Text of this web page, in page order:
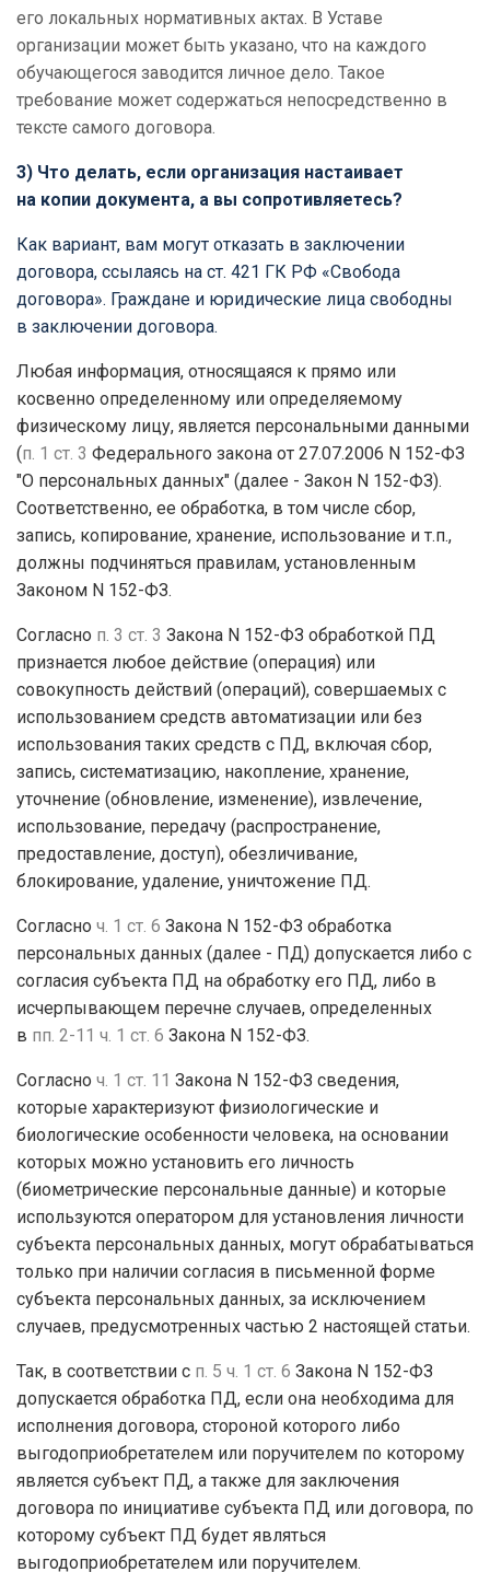
его локальных нормативных актах. В Уставе
организации может быть указано, что на каждого
обучающегося заводится личное дело. Такое
требование может содержаться непосредственно в
тексте самого договора.
3) Что делать, если организация настаивает
на копии документа, а вы сопротивляетесь?
Как вариант, вам могут отказать в заключении
договора, ссылаясь на ст. 421 ГК РФ «Свобода
договора». Граждане и юридические лица свободны
в заключении договора.
Любая информация, относящаяся к прямо или
косвенно определенному или определяемому
физическому лицу, является персональными данными
(п. 1 ст. 3 Федерального закона от 27.07.2006 N 152-ФЗ
"О персональных данных" (далее - Закон N 152-ФЗ).
Соответственно, ее обработка, в том числе сбор,
запись, копирование, хранение, использование и т.п.,
должны подчиняться правилам, установленным
Законом N 152-ФЗ.
Согласно п. 3 ст. 3 Закона N 152-ФЗ обработкой ПД
признается любое действие (операция) или
совокупность действий (операций), совершаемых с
использованием средств автоматизации или без
использования таких средств с ПД, включая сбор,
запись, систематизацию, накопление, хранение,
уточнение (обновление, изменение), извлечение,
использование, передачу (распространение,
предоставление, доступ), обезличивание,
блокирование, удаление, уничтожение ПД.
Согласно ч. 1 ст. 6 Закона N 152-ФЗ обработка
персональных данных (далее - ПД) допускается либо с
согласия субъекта ПД на обработку его ПД, либо в
исчерпывающем перечне случаев, определенных
в пп. 2-11 ч. 1 ст. 6 Закона N 152-ФЗ.
Согласно ч. 1 ст. 11 Закона N 152-ФЗ сведения,
которые характеризуют физиологические и
биологические особенности человека, на основании
которых можно установить его личность
(биометрические персональные данные) и которые
используются оператором для установления личности
субъекта персональных данных, могут обрабатываться
только при наличии согласия в письменной форме
субъекта персональных данных, за исключением
случаев, предусмотренных частью 2 настоящей статьи.
Так, в соответствии с п. 5 ч. 1 ст. 6 Закона N 152-ФЗ
допускается обработка ПД, если она необходима для
исполнения договора, стороной которого либо
выгодоприобретателем или поручителем по которому
является субъект ПД, а также для заключения
договора по инициативе субъекта ПД или договора, по
которому субъект ПД будет являться
выгодоприобретателем или поручителем.